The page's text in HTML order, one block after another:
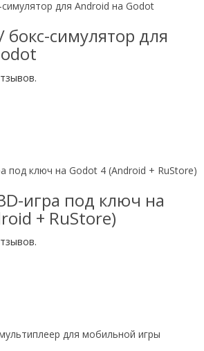
бокс-симулятор для
игра под ключ на
+ RuStore)